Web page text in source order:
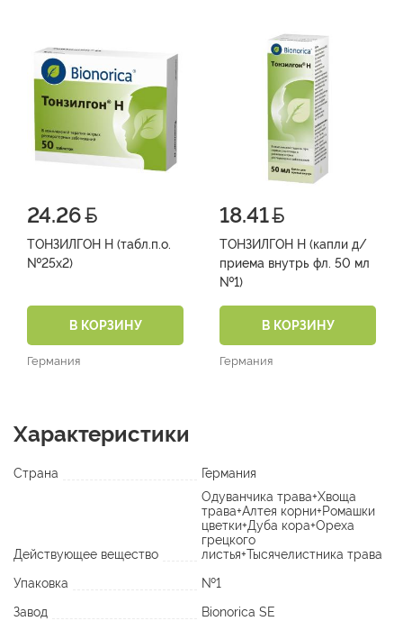
24.26
ТОНЗИЛГОН Н (табл.п.о.
№25х2)
В КОРЗИНУ
Германия
18.41
ТОНЗИЛГОН Н (капли д/
приема внутрь фл. 50 мл
№1)
В КОРЗИНУ
Германия
Характеристики
Страна Германия
Действующее вещество
Одуванчика трава+Хвоща
трава+Алтея корни+Ромашки
цветки+Дуба кора+Ореха
грецкого
листья+Тысячелистника трава
Упаковка
№1
Завод
Bionorica SE